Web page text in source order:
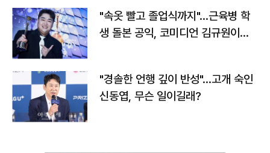
"속옷 빨고 졸업식까지"…근육병 학
생 돌본 공익, 코미디언 김규원이었
"경솔한 언행 깊이 반성"…고개 숙인
신동엽, 무슨 일이길래?